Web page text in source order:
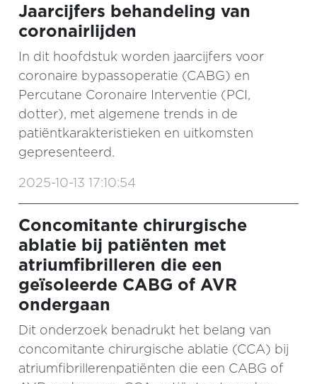
Jaarcijfers behandeling van
coronairlijden
In dit hoofdstuk worden jaarcijfers voor
coronaire bypassoperatie (CABG) en
Percutane Coronaire Interventie (PCI,
dotter), met algemene trends in de
patiëntkarakteristieken en uitkomsten
gepresenteerd.
2025-10-13 17:10:54
Concomitante chirurgische
ablatie bij patiënten met
atriumfibrilleren die een
geïsoleerde CABG of AVR
ondergaan
Dit onderzoek benadrukt het belang van
concomitante chirurgische ablatie (CCA) bij
atriumfibrillerenpatiënten die een CABG of